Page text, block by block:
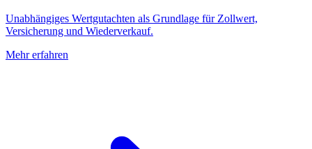
Unabhängiges Wertgutachten als Grundlage für Zollwert,
Versicherung und Wiederverkauf.
Mehr erfahren